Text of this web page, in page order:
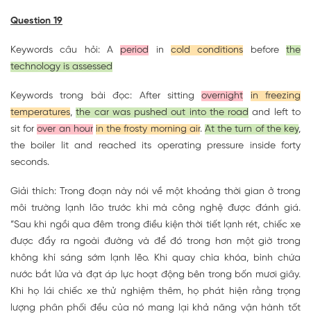
Question 19
Keywords câu hỏi: A period incold conditions beforethe
technology is assessed
Keywords trong bài đọc: After sittingovernight
in freezing
temperatures,the car was pushed out into the road and left to
sit forover an hour in the frosty morning air.At the turn of the key,
the boiler lit and reached its operating pressure inside forty
seconds.
Giải thích: Trong đoạn này nói về một khoảng thời gian ở trong
môi trường lạnh lão trước khi mà công nghệ được đánh giá.
“Sau khi ngồi qua đêm trong điều kiện thời tiết lạnh rét, chiếc xe
được đẩy ra ngoài đường và để đó trong hơn một giờ trong
không khí sáng sớm lạnh lẽo. Khi quay chìa khóa, bình chứa
nước bắt lửa và đạt áp lực hoạt động bên trong bốn mươi giây.
Khi họ lái chiếc xe thử nghiệm thêm, họ phát hiện rằng trọng
lượng phân phối đều của nó mang lại khả năng vận hành tốt